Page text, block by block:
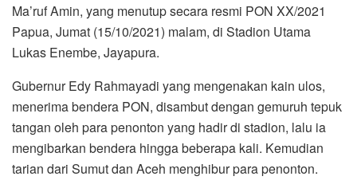
Ma’ruf Amin, yang menutup secara resmi PON XX/2021
Papua, Jumat (15/10/2021) malam, di Stadion Utama
Lukas Enembe, Jayapura.
Gubernur Edy Rahmayadi yang mengenakan kain ulos,
menerima bendera PON, disambut dengan gemuruh tepuk
tangan oleh para penonton yang hadir di stadion, lalu ia
mengibarkan bendera hingga beberapa kali. Kemudian
tarian dari Sumut dan Aceh menghibur para penonton.